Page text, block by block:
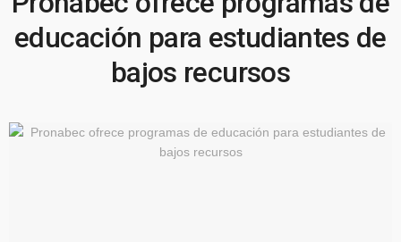
educación para estudiantes de
bajos recursos